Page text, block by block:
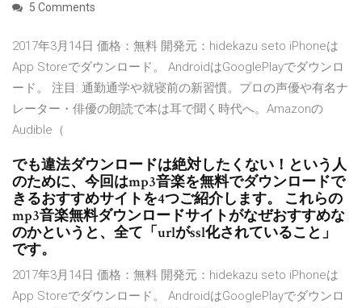
5 Comments
2017年3月14日 価格：無料 開発元：hidekazu seto iPhoneは
App Storeでダウンロード。 AndroidはGooglePlayでダウンロ
ード。 注目: 通勤通学や就寝前の新習慣。プロの声優や有名ナ
レーター・俳優の朗読で本は耳で聞く時代へ。Amazonの
Audible（
でも違法ダウンロードは絶対したくない！という人
のために、今回はmp3音楽を無料でダウンロードで
きるおすすめサイトを4つご紹介します。 これらの
mp3音楽無料ダウンロードサイトがなぜおすすめな
のかというと、全て「urlがssl化されていること」
です。
2017年3月14日 価格：無料 開発元：hidekazu seto iPhoneは
App Storeでダウンロード。 AndroidはGooglePlayでダウンロ